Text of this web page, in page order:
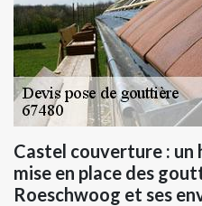
Castel couverture :
mise en place des
Roeschwoog et ses